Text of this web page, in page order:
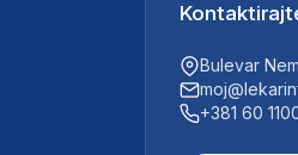
Bulevar
+381 60